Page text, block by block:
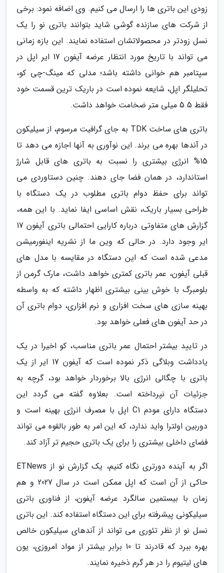
زودی این باتری ها را ارسال می کنیم. وی اضافه نمود: برخی
از شرکت های سازنده گوشی شاید بتوانند باتری نو را یک
نسل زودتر در محصولاتشان استفاده نمایند. این بازه زمانی
می تواند با تاریخ مورد انتظار عرضه آیفون 17 ایر اپل در
سپتامبر هم خوانی داشته باشد؛ مدلی که مینگ-چی کو،
تحلیلگر اپل، شایعه نموده است در باریک ترین قسمت خود
فقط 5.5 میلی متر ضخامت خواهد داشت.
باتری های ساخت TDK به جای گرافیت مرسوم، از سیلیکون
در آندها بهره می برند. این نوآوری به آنها اجازه می دهد تا
15% انرژی بیشتری را نسبت به باتری های قابل شارژ
استاندارد، در همان فضا جای دهند. چنین دستاوردی می
تواند برای حفظ دوام باتری مطلوب در یک دستگاه با
طراحی بسیار باریک، نقش اساسی ایفا نماید. با این همه،
گزارش های متفاوتی درباره کارایی احتمالی باتری آیفون 17
ایر وجود دارد. در حالی که وین ما از نشریه اینفورمیشن
مدعی شده است که این دستگاه در مقایسه با مدل های
قبلی آیفون، عمر باتری کمتری خواهد داشت، مارک گرمن از
بلومبرگ با خوش بینی بیشتری اظهار داشته که به واسطه
بهینه سازی های سخت افزاری و نرم افزاری، دوام باتری آن
در حد آیفون های فعلی خواهد بود.
در تایید بیشتر احتمال عمر باتری مناسب، کو اخیرا در یک
یادداشت وبلاگی ذکر نموده است که آیفون 17 ایر از یک
باتری با چگالی انرژی بالا برخوردار خواهد بود، گرچه به
جزئیات آن نپرداخته است. بعلاوه گفته می گردد این
دستگاه دارای مودم C1 اپل با مصرف انرژی بهینه است و
دوربین اولترا واید ندارد، که این امر به طور بالقوه می تواند
فضای داخلی بیشتری را برای یک باتری حجیم تر آزاد کند.
اگر به آینده دورتری نگاه کنیم، یک گزارش نو از ETNews
حاکی از آن است که اپل ممکن است در سال 2027 و هم
زمان با بیستمین سالگرد عرضه آیفون، از فناوری باتری
سیلیکونی پیشرفته برای این دستگاه استفاده کند. این باتری
نسل نو از نظر تئوری می تواند از آندهای سیلیکون خالص
بهره ببرد که قادرند تا 10 برابر بیشتر از مواد امروزی، یون
های لیتیوم را در هر گرم ذخیره نمایند.